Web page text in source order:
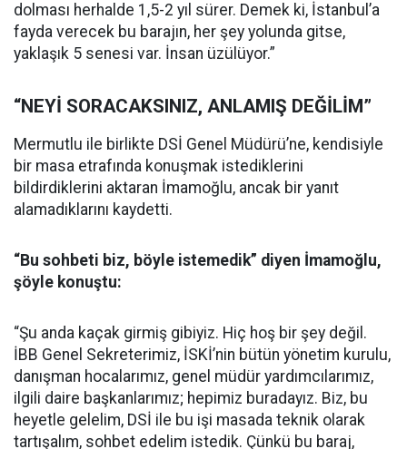
dolması herhalde 1,5-2 yıl sürer. Demek ki, İstanbul’a
fayda verecek bu barajın, her şey yolunda gitse,
yaklaşık 5 senesi var. İnsan üzülüyor.”
“NEYİ SORACAKSINIZ, ANLAMIŞ DEĞİLİM”
Mermutlu ile birlikte DSİ Genel Müdürü’ne, kendisiyle
bir masa etrafında konuşmak istediklerini
bildirdiklerini aktaran İmamoğlu, ancak bir yanıt
alamadıklarını kaydetti.
“Bu sohbeti biz, böyle istemedik” diyen İmamoğlu,
şöyle konuştu:
“Şu anda kaçak girmiş gibiyiz. Hiç hoş bir şey değil.
İBB Genel Sekreterimiz, İSKİ’nin bütün yönetim kurulu,
danışman hocalarımız, genel müdür yardımcılarımız,
ilgili daire başkanlarımız; hepimiz buradayız. Biz, bu
heyetle gelelim, DSİ ile bu işi masada teknik olarak
tartışalım, sohbet edelim istedik. Çünkü bu baraj,